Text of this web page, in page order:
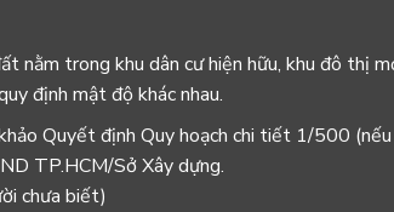
nằm trong khu dân cư hiện hữu, khu đô thị
định mật độ khác nhau.
Quyết định Quy hoạch chi tiết 1/500 (nếu
TP.HCM/Sở Xây dựng.
chưa biết)